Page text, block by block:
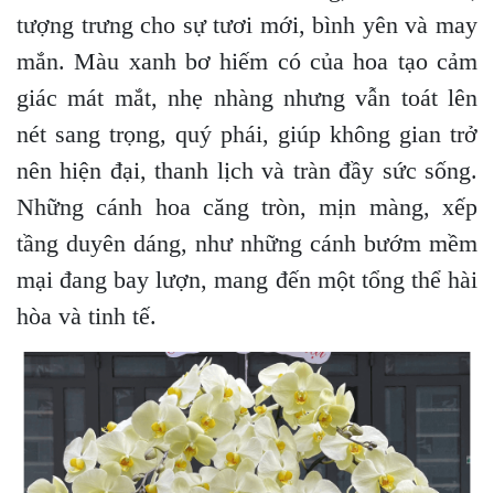
tượng trưng cho sự tươi mới, bình yên và may
mắn. Màu xanh bơ hiếm có của hoa tạo cảm
giác mát mắt, nhẹ nhàng nhưng vẫn toát lên
nét sang trọng, quý phái, giúp không gian trở
nên hiện đại, thanh lịch và tràn đầy sức sống.
Những cánh hoa căng tròn, mịn màng, xếp
tầng duyên dáng, như những cánh bướm mềm
mại đang bay lượn, mang đến một tổng thể hài
hòa và tinh tế.